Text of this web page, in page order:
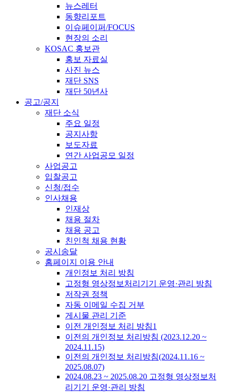
뉴스레터
동향리포트
이슈페이퍼/FOCUS
현장의 소리
KOSAC 홍보관
홍보 자료실
사진 뉴스
재단 SNS
재단 50년사
공고/공지
재단 소식
주요 일정
공지사항
보도자료
연간 사업공모 일정
사업공고
입찰공고
신청/접수
인사채용
인재상
채용 절차
채용 공고
친인척 채용 현황
공시송달
홈페이지 이용 안내
개인정보 처리 방침
고정형 영상정보처리기기 운영·관리 방침
저작권 정책
자동 이메일 수집 거부
게시물 관리 기준
이전 개인정보 처리 방침1
이전의 개인정보 처리방침 (2023.12.20 ~
2024.11.15)
이전의 개인정보 처리방침(2024.11.16 ~
2025.08.07)
2024.08.23 ~ 2025.08.20 고정형 영상정보처
리기기 운영·관리 방침